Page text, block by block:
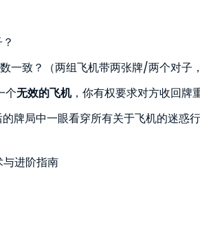
一致？（两组飞机带两张牌/两个对子
个无效的飞机，你有权要求对方收回牌
牌局中一眼看穿所有关于飞机的迷惑行
进阶指南